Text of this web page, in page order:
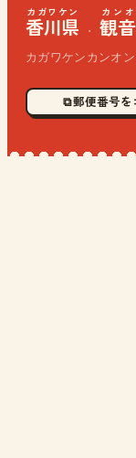
香川県
カガワケン
· 観
カン
カガワケンカンオ
⧉ 郵便番号を